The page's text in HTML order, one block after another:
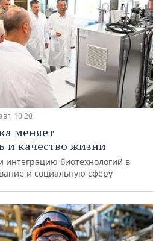
10:20
меняет
и качество жизни
интеграцию биотехнологий в
и социальную сферу